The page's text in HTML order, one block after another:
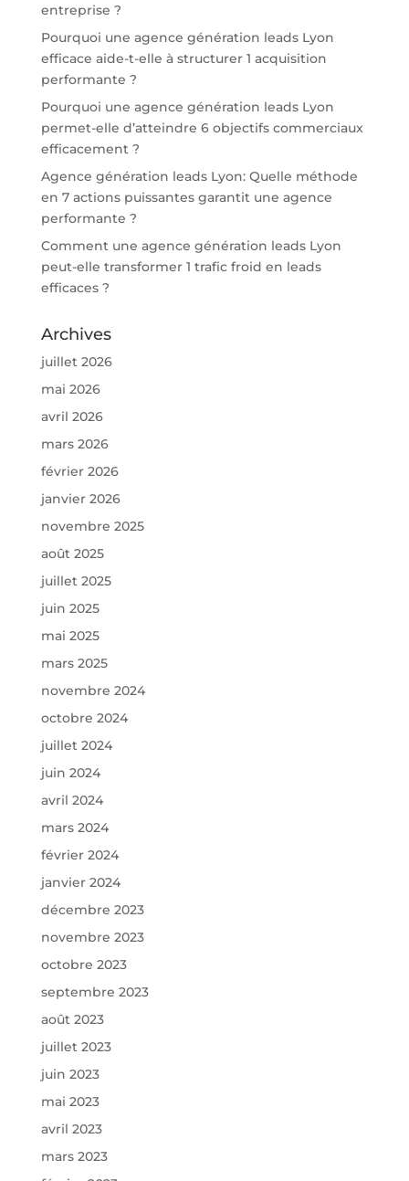
entreprise ?
Pourquoi une agence génération leads Lyon
efficace aide-t-elle à structurer 1 acquisition
performante ?
Pourquoi une agence génération leads Lyon
permet-elle d’atteindre 6 objectifs commerciaux
efficacement ?
Agence génération leads Lyon: Quelle méthode
en 7 actions puissantes garantit une agence
performante ?
Comment une agence génération leads Lyon
peut-elle transformer 1 trafic froid en leads
efficaces ?
Archives
juillet 2026
mai 2026
avril 2026
mars 2026
février 2026
janvier 2026
novembre 2025
août 2025
juillet 2025
juin 2025
mai 2025
mars 2025
novembre 2024
octobre 2024
juillet 2024
juin 2024
avril 2024
mars 2024
février 2024
janvier 2024
décembre 2023
novembre 2023
octobre 2023
septembre 2023
août 2023
juillet 2023
juin 2023
mai 2023
avril 2023
mars 2023